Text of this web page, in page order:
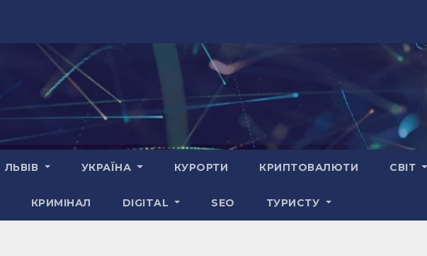
ЛЬВІВ УКРАЇНА КУРОРТИ КРИПТОВАЛЮТИ СВІТ
КРИМІНАЛ DIGITAL SEO ТУРИСТУ